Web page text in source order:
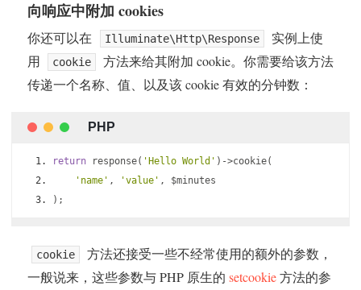
向响应中附加 cookies
你还可以在 Illuminate\Http\Response
实例上使
用
cookie
方法来给其附加 cookie。你需要给该方法
传递一个名称、值、以及该 cookie 有效的分钟数：
return response( 'Hello World' )->cookie(
'name' , 'value' ,
$minutes
);
cookie
方法还接受一些不经常使用的额外的参数，
一般说来，这些参数与 PHP 原生的 setcookie方法的参